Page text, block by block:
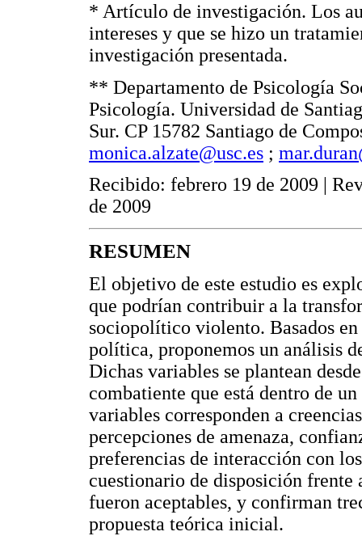
* Artículo de investigación. Los
intereses y que se hizo un
investigación presentada.
** Departamento de Psicología
Psicología. Universidad de
Sur. CP 15782 Santiago de
monica.alzate@usc.es ;
Recibido: febrero 19 de 2009 |
de 2009
RESUMEN
El objetivo de este estudio es
que podrían contribuir a la
sociopolítico violento. Basados
política, proponemos un análisis
Dichas variables se plantean
combatiente que está dentro de
variables corresponden a
percepciones de amenaza,
preferencias de interacción con
cuestionario de disposición
fueron aceptables, y confirman
propuesta teórica inicial.